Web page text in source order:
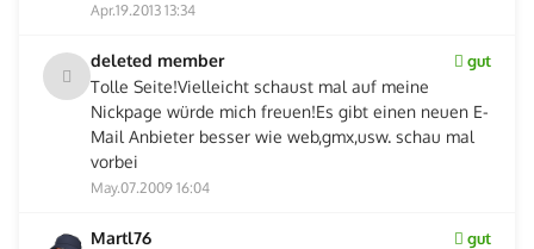
Apr.19.2013 13:34
deleted member gut
Tolle Seite!Vielleicht schaust mal auf meine
Nickpage würde mich freuen!Es gibt einen neuen E-
Mail Anbieter besser wie web,gmx,usw. schau mal
vorbei
May.07.2009 16:04
Martl76 gut